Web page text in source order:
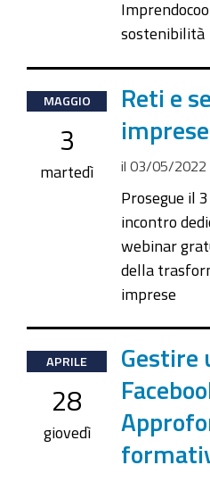
sostenibilità
2022-
05-
03T15:00:00+02:00
2022-
03T17:00:00+02:00
MAGGIO
3
martedì
Reti e
imprese
il 03/05/2022
Prosegue il
incontro
webinar
della
imprese
2022-
04-
28T15:00:00+02:00
2022-
APRILE
28
giovedì
Gestire